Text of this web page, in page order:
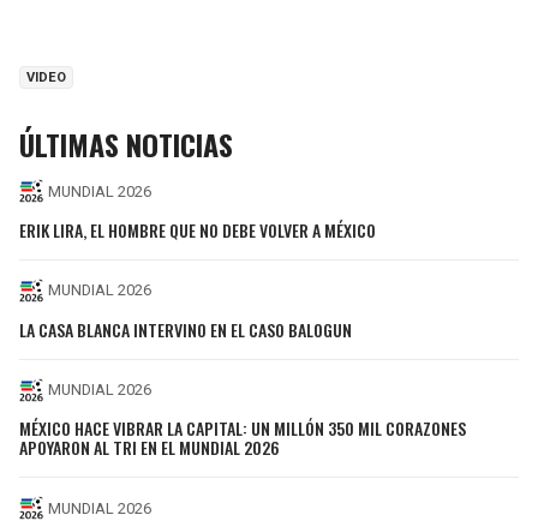
VIDEO
ÚLTIMAS NOTICIAS
MUNDIAL 2026
ERIK LIRA, EL HOMBRE QUE NO DEBE VOLVER A MÉXICO
MUNDIAL 2026
LA CASA BLANCA INTERVINO EN EL CASO BALOGUN
MUNDIAL 2026
MÉXICO HACE VIBRAR LA CAPITAL: UN MILLÓN 350 MIL CORAZONES
APOYARON AL TRI EN EL MUNDIAL 2026
MUNDIAL 2026